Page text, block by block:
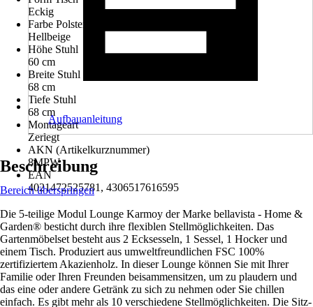
Eckig
Farbe Polster/Kissen
Hellbeige
Höhe Stuhl
60 cm
Breite Stuhl
68 cm
Tiefe Stuhl
68 cm
Montageart
Zerlegt
AKN (Artikelkurznummer)
8MPW
EAN
4021472525781, 4306517616595
Aufbauanleitung
Beschreibung
Bereich überspringen
Die 5-teilige Modul Lounge Karmoy der Marke bellavista - Home &
Garden® besticht durch ihre flexiblen Stellmöglichkeiten. Das
Gartenmöbelset besteht aus 2 Ecksesseln, 1 Sessel, 1 Hocker und
einem Tisch. Produziert aus umweltfreundlichen FSC 100%
zertifiziertem Akazienholz. In dieser Lounge können Sie mit Ihrer
Familie oder Ihren Freunden beisammensitzen, um zu plaudern und
das eine oder andere Getränk zu sich zu nehmen oder Sie chillen
einfach. Es gibt mehr als 10 verschiedene Stellmöglichkeiten. Die Sitz-